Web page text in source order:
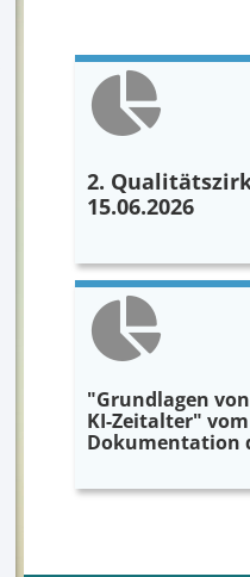
2.
15.06.2026
"Grundlagen von
KI-Zeitalter" vom
Dokumentation